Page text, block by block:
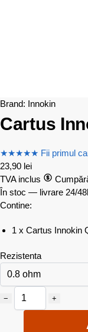
Brand: Innokin
Cartus
★★★★★ Fii primul
23,90 lei
TVA inclus
În stoc — livrare 24/
Contine:
1 x Cartus Innokin
Rezistenta
− +